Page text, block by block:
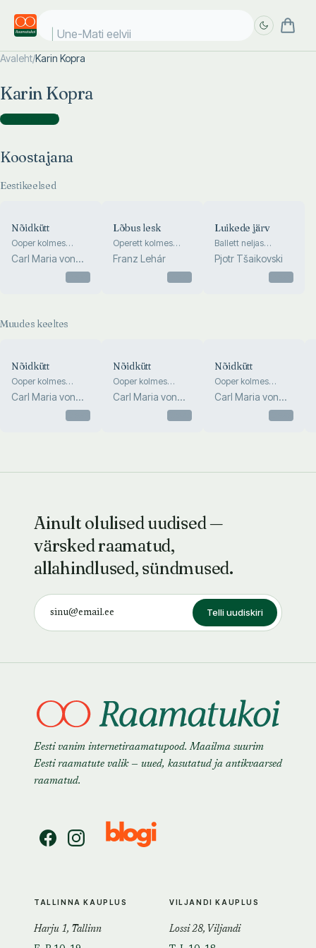
Une-Mati eelviim
Avaleht/Karin Kopra
Karin Kopra
Koostajana )
Koostajana
Eestikeelsed
Nõidkütt
Ooper kolmes
vaatuses kahe
vaheajaga
Carl Maria von
Lõbus lesk
Operett kolmes
vaatuses ühe
vaheajaga. Victor
Franz Lehár
Luikede järv
Ballett neljas
vaatuses ühe
vaheajaga
Pjotr Tšaikovski
Muudes keeltes
Nõidkütt
Ooper kolmes
vaatuses kahe
vaheajaga
Carl Maria von
Nõidkütt
Ooper kolmes
vaatuses kahe
vaheajaga
Carl Maria von
Nõidkütt
Ooper kolmes
vaatuses kahe
vaheajaga
Carl Maria von
Ainult olulised uudised —
värsked raamatud,
allahindlused, sündmused.
Telli uudiskiri
Eesti vanim internetiraamatupood. Maailma suurim
Eesti raamatute valik — uued, kasutatud ja antikvaarsed
raamatud.
TALLINNA KAUPLUS
Harju 1, Tallinn
VILJANDI KAUPLUS
Lossi 28, Viljandi